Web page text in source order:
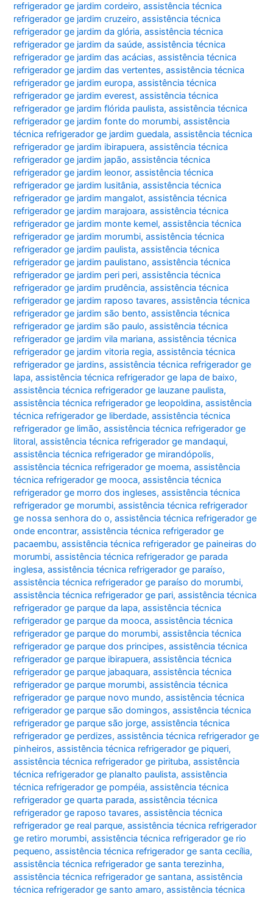
refrigerador ge jardim cordeiro,assistência técnica
refrigerador ge jardim cruzeiro,assistência técnica
refrigerador ge jardim da glória,assistência técnica
refrigerador ge jardim da saúde,assistência técnica
refrigerador ge jardim das acácias,assistência técnica
refrigerador ge jardim das vertentes,assistência técnica
refrigerador ge jardim europa,assistência técnica
refrigerador ge jardim everest,assistência técnica
refrigerador ge jardim flórida paulista,assistência técnica
refrigerador ge jardim fonte do morumbi,assistência
técnica refrigerador ge jardim guedala,assistência técnica
refrigerador ge jardim ibirapuera,assistência técnica
refrigerador ge jardim japão,assistência técnica
refrigerador ge jardim leonor,assistência técnica
refrigerador ge jardim lusitânia,assistência técnica
refrigerador ge jardim mangalot,assistência técnica
refrigerador ge jardim marajoara,assistência técnica
refrigerador ge jardim monte kemel,assistência técnica
refrigerador ge jardim morumbi,assistência técnica
refrigerador ge jardim paulista,assistência técnica
refrigerador ge jardim paulistano,assistência técnica
refrigerador ge jardim peri peri,assistência técnica
refrigerador ge jardim prudência,assistência técnica
refrigerador ge jardim raposo tavares,assistência técnica
refrigerador ge jardim são bento,assistência técnica
refrigerador ge jardim são paulo,assistência técnica
refrigerador ge jardim vila mariana,assistência técnica
refrigerador ge jardim vitoria regia,assistência técnica
refrigerador ge jardins,assistência técnica refrigerador ge
lapa,assistência técnica refrigerador ge lapa de baixo,
assistência técnica refrigerador ge lauzane paulista,
assistência técnica refrigerador ge leopoldina,assistência
técnica refrigerador ge liberdade,assistência técnica
refrigerador ge limão,assistência técnica refrigerador ge
litoral,assistência técnica refrigerador ge mandaqui,
assistência técnica refrigerador ge mirandópolis,
assistência técnica refrigerador ge moema,assistência
técnica refrigerador ge mooca,assistência técnica
refrigerador ge morro dos ingleses,assistência técnica
refrigerador ge morumbi,assistência técnica refrigerador
ge nossa senhora do o,assistência técnica refrigerador ge
onde encontrar,assistência técnica refrigerador ge
pacaembu,assistência técnica refrigerador ge paineiras do
morumbi,assistência técnica refrigerador ge parada
inglesa,assistência técnica refrigerador ge paraíso,
assistência técnica refrigerador ge paraíso do morumbi,
assistência técnica refrigerador ge pari,assistência técnica
refrigerador ge parque da lapa,assistência técnica
refrigerador ge parque da mooca,assistência técnica
refrigerador ge parque do morumbi,assistência técnica
refrigerador ge parque dos principes,assistência técnica
refrigerador ge parque ibirapuera,assistência técnica
refrigerador ge parque jabaquara,assistência técnica
refrigerador ge parque morumbi,assistência técnica
refrigerador ge parque novo mundo,assistência técnica
refrigerador ge parque são domingos,assistência técnica
refrigerador ge parque são jorge,assistência técnica
refrigerador ge perdizes,assistência técnica refrigerador ge
pinheiros,assistência técnica refrigerador ge piqueri,
assistência técnica refrigerador ge pirituba,assistência
técnica refrigerador ge planalto paulista,assistência
técnica refrigerador ge pompéia,assistência técnica
refrigerador ge quarta parada,assistência técnica
refrigerador ge raposo tavares,assistência técnica
refrigerador ge real parque,assistência técnica refrigerador
ge retiro morumbi,assistência técnica refrigerador ge rio
pequeno,assistência técnica refrigerador ge santa cecília,
assistência técnica refrigerador ge santa terezinha,
assistência técnica refrigerador ge santana,assistência
técnica refrigerador ge santo amaro,assistência técnica